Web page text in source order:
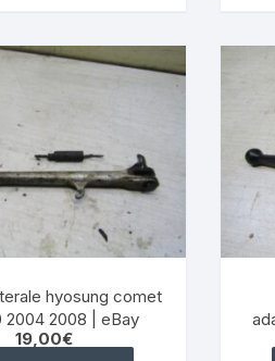
hyosung comet
gtr 650 2004 2008 | eBay
19,00€